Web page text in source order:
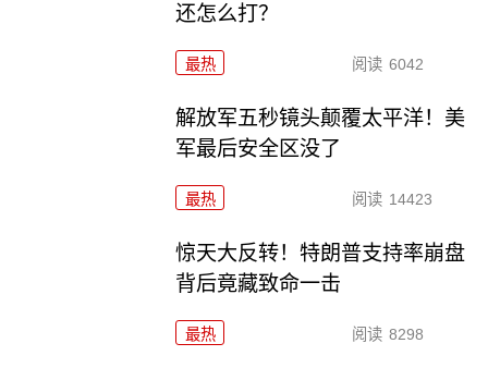
还怎么打？
最热 阅读 6042
解放军五秒镜头颠覆太平洋！美
军最后安全区没了
最热 阅读 14423
惊天大反转！特朗普支持率崩盘
背后竟藏致命一击
最热 阅读 8298